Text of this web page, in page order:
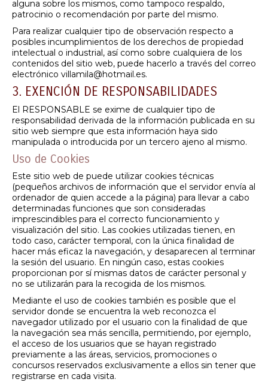
alguna sobre los mismos, como tampoco respaldo,
patrocinio o recomendación por parte del mismo.
Para realizar cualquier tipo de observación respecto a
posibles incumplimientos de los derechos de propiedad
intelectual o industrial, así como sobre cualquiera de los
contenidos del sitio web, puede hacerlo a través del correo
electrónico villamila@hotmail.es.
3. EXENCIÓN DE RESPONSABILIDADES
El RESPONSABLE se exime de cualquier tipo de
responsabilidad derivada de la información publicada en su
sitio web siempre que esta información haya sido
manipulada o introducida por un tercero ajeno al mismo.
Uso de Cookies
Este sitio web de puede utilizar cookies técnicas
(pequeños archivos de información que el servidor envía al
ordenador de quien accede a la página) para llevar a cabo
determinadas funciones que son consideradas
imprescindibles para el correcto funcionamiento y
visualización del sitio. Las cookies utilizadas tienen, en
todo caso, carácter temporal, con la única finalidad de
hacer más eficaz la navegación, y desaparecen al terminar
la sesión del usuario. En ningún caso, estas cookies
proporcionan por sí mismas datos de carácter personal y
no se utilizarán para la recogida de los mismos.
Mediante el uso de cookies también es posible que el
servidor donde se encuentra la web reconozca el
navegador utilizado por el usuario con la finalidad de que
la navegación sea más sencilla, permitiendo, por ejemplo,
el acceso de los usuarios que se hayan registrado
previamente a las áreas, servicios, promociones o
concursos reservados exclusivamente a ellos sin tener que
registrarse en cada visita.